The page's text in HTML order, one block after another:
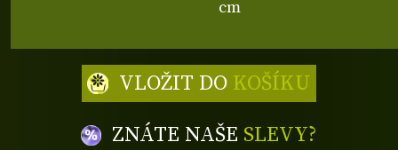
cm
ZNÁTE NAŠE SLEVY?
VLOŽIT DO KOŠÍKU